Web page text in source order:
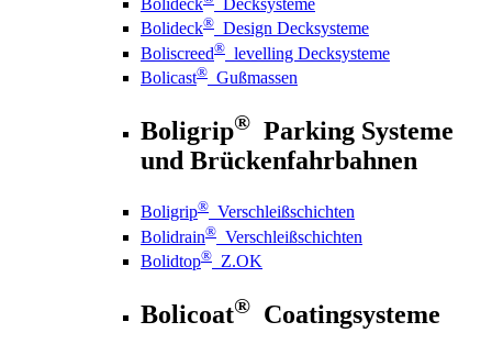
Bolideck
Decksysteme
Bolideck® Design Decksysteme
Boliscreed® levelling Decksysteme
Bolicast® Gußmassen
Boligrip® Parking Systeme
und Brückenfahrbahnen
Boligrip® Verschleißschichten
Bolidrain® Verschleißschichten
Bolidtop® Z.OK
Bolicoat® Coatingsysteme